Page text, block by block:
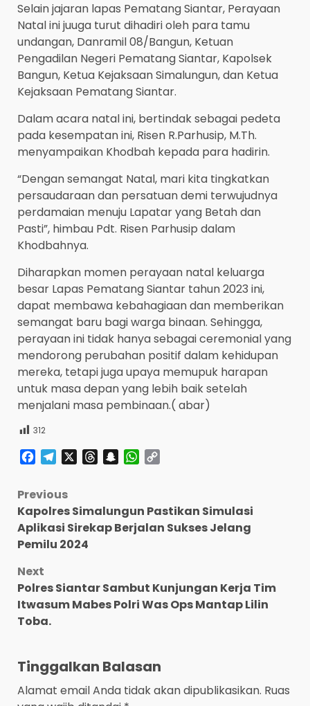
Selain jajaran lapas Pematang Siantar, Perayaan
Natal ini juuga turut dihadiri oleh para tamu
undangan, Danramil 08/Bangun, Ketuan
Pengadilan Negeri Pematang Siantar, Kapolsek
Bangun, Ketua Kejaksaan Simalungun, dan Ketua
Kejaksaan Pematang Siantar.
Dalam acara natal ini, bertindak sebagai pedeta
pada kesempatan ini, Risen R.Parhusip, M.Th.
menyampaikan Khodbah kepada para hadirin.
“Dengan semangat Natal, mari kita tingkatkan
persaudaraan dan persatuan demi terwujudnya
perdamaian menuju Lapatar yang Betah dan
Pasti”, himbau Pdt. Risen Parhusip dalam
Khodbahnya.
Diharapkan momen perayaan natal keluarga
besar Lapas Pematang Siantar tahun 2023 ini,
dapat membawa kebahagiaan dan memberikan
semangat baru bagi warga binaan. Sehingga,
perayaan ini tidak hanya sebagai ceremonial yang
mendorong perubahan positif dalam kehidupan
mereka, tetapi juga upaya memupuk harapan
untuk masa depan yang lebih baik setelah
menjalani masa pembinaan.( abar)
312
Facebook
TelegramThreadsSnapchatWhatsApp
Post
navigation
Previous
Kapolres Simalungun Pastikan Simulasi
Aplikasi Sirekap Berjalan Sukses Jelang
Pemilu 2024
Next
Polres Siantar Sambut Kunjungan Kerja Tim
Itwasum Mabes Polri Was Ops Mantap Lilin
Toba.
Tinggalkan Balasan
Alamat email Anda tidak akan dipublikasikan. Ruas